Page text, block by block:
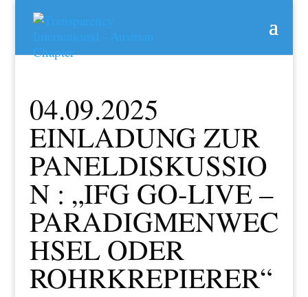
04.09.2025
EINLADUNG ZUR
PANELDISKUSSIO
N : „IFG GO-LIVE –
PARADIGMENWEC
HSEL ODER
ROHRKREPIERER“